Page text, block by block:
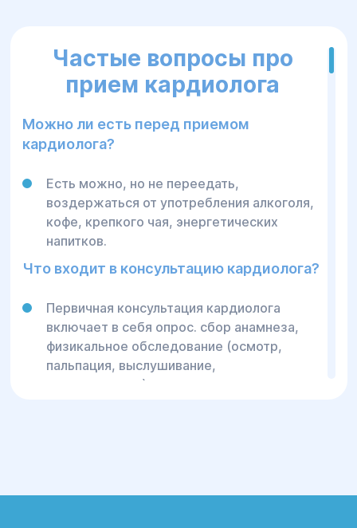
Частые вопросы про
прием кардиолога
Можно ли есть перед приемом
кардиолога?
Есть можно, но не переедать,
воздержаться от употребления алкоголя,
кофе, крепкого чая, энергетических
напитков.
Что входит в консультацию кардиолога?
Первичная консультация кардиолога
включает в себя опрос. сбор анамнеза,
физикальное обследование (осмотр,
пальпация, выслушивание,
простукивание), назначение
диагноз, может внести коррективы в план